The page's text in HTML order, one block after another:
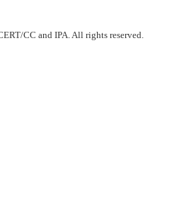
CC and IPA. All rights reserved.